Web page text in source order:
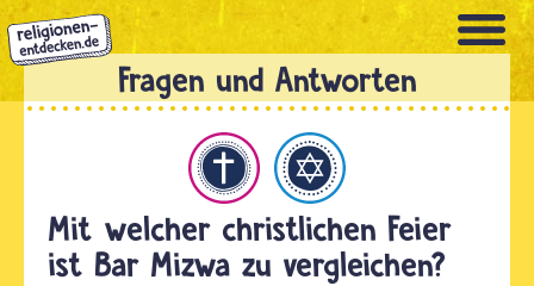
Direkt
zum
Inhalt
Mit welcher christlichen Feier
ist Bar Mizwa zu vergleichen?